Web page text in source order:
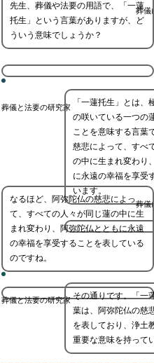
葬儀
先生、葬儀や法要の用語で、「一蓮
托生」という言葉がありますが、ど
ういう意味でしょうか？
葬儀と法要の研究家
「一蓮托生」とは、
の咲いている一つの
ことを意味する言葉
慈悲によって、すべ
の中に生まれ変わり
に永遠の幸福を享受
います。
葬儀
なるほど、阿弥陀仏の慈悲によっ
て、すべての人々が同じ蓮の中に生
まれ変わり、阿弥陀仏とともに永遠
の幸福を享受することを表している
のですね。
葬儀と法要の研究家 その通りです。「一
葉は、阿弥陀仏の慈
を表しており、浄土
重要な意味を持って